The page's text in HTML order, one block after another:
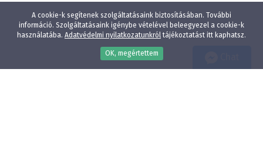
A cookie-k segítenek szolgáltatásaink biztosításában. További
információ. Szolgáltatásaink igénybe vételével beleegyezel a cookie-k
használatába. Adatvédelmi nyilatkozatunkróltájékoztatást itt kaphatsz.
OK, megértettem